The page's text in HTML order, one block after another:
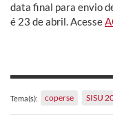
data final para envio
é 23 de abril. Acesse
Tema(s): coperse SISU